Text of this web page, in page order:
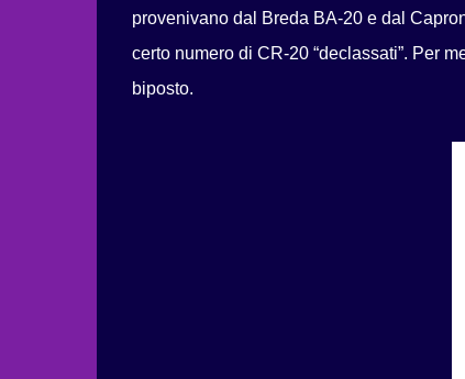
provenivano dal Breda BA-20 e dal
certo numero di CR-20 “declassati”. Per
biposto.